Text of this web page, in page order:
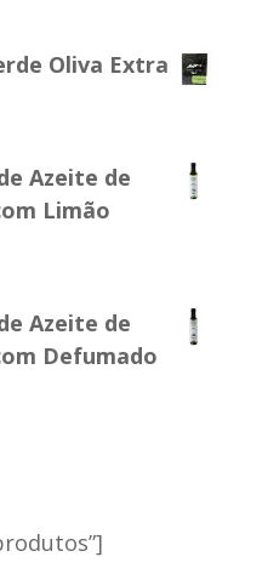
Oliva Extra
Azeite de
Limão
Azeite de
Defumado